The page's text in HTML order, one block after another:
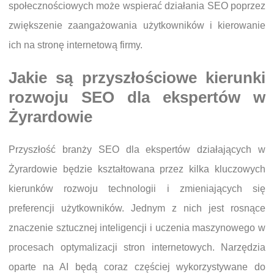
społecznościowych może wspierać działania SEO poprzez
zwiększenie zaangażowania użytkowników i kierowanie
ich na stronę internetową firmy.
Jakie są przyszłościowe kierunki
rozwoju SEO dla ekspertów w
Żyrardowie
Przyszłość branży SEO dla ekspertów działających w
Żyrardowie będzie kształtowana przez kilka kluczowych
kierunków rozwoju technologii i zmieniających się
preferencji użytkowników. Jednym z nich jest rosnące
znaczenie sztucznej inteligencji i uczenia maszynowego w
procesach optymalizacji stron internetowych. Narzędzia
oparte na AI będą coraz częściej wykorzystywane do